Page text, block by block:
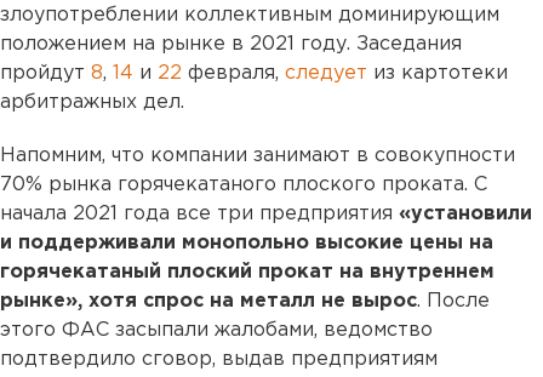
злоупотреблении коллективным доминирующим
положением на рынке в 2021 году. Заседания
пройдут 8, 14 и 22 февраля, следует из картотеки
арбитражных дел.
Напомним, что компании занимают в совокупности
70% рынка горячекатаного плоского проката. С
начала 2021 года все три предприятия «установили
и поддерживали монопольно высокие цены на
горячекатаный плоский прокат на внутреннем
рынке», хотя спрос на металл не вырос. После
этого ФАС засыпали жалобами, ведомство
подтвердило сговор, выдав предприятиям